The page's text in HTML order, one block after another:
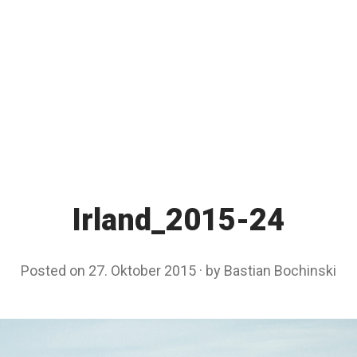
Irland_2015-24
Posted on 27. Oktober 2015 by Bastian Bochinski